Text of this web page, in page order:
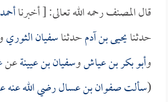
قال المصنف رحمه الله تعالى: [ أخبرنا
حدثنايحيى بن آدمحدثناسفيان الثوري
وأبو بكر بن عياشوسفيان بن عيينةعن
(سألتصفوان بن عسالرضي الله عنه